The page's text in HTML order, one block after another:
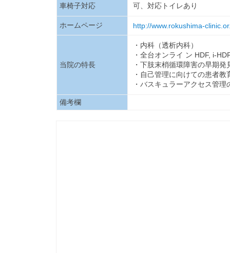
車椅子対応 可、対応トイレあり
ホームページ http://www.rokushima-
当院の特長
・内科（透析内科）
・全台オンライ ン HDF, i-
・下肢末梢循環障害の早期
・自己管理に向けての患者教
・バスキュラーアクセス管理
備考欄